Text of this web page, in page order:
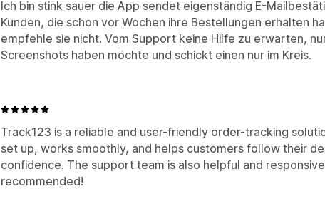
Ich bin stink sauer die App sendet eigenständig E-
Kunden, die schon vor Wochen ihre Bestellungen erhalten
empfehle sie nicht. Vom Support keine Hilfe zu erwarten,
Screenshots haben möchte und schickt einen nur im Kreis.
Track123 is a reliable and user-friendly order-tracking
set up, works smoothly, and helps customers follow their
confidence. The support team is also helpful and
recommended!